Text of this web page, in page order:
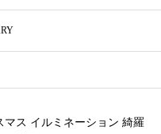
マス イルミネーション 綺羅